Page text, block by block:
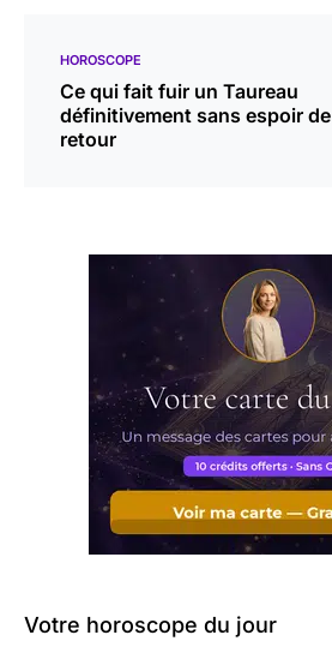
HOROSCOPE
Ce qui fait fuir un Taureau
définitivement sans espoir de
retour
Votre horoscope du jour